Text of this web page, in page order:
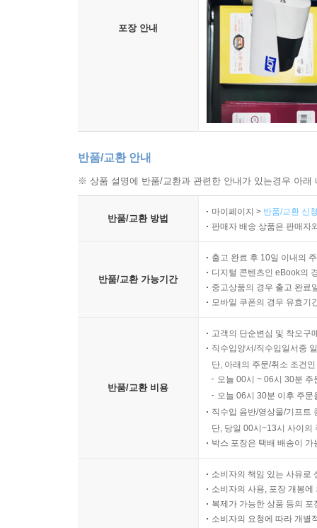
포장 안내
반품/교환 안내
※ 상품 설명에 반품/교환과 관련한 안내가 있는경우 아
반품/교환 방법
마이페이지 > 반품/교환 신
판매자 배송 상품은 판매자
반품/교환 가능기간
출고 완료 후 10일 이내의
디지털 콘텐츠인 eBook의
중고상품의 경우 출고 완료
모바일 쿠폰의 경우 유효기
반품/교환 비용
고객의 단순변심 및 착오구
직수입양서/직수입일서중
단, 아래의 주문/취소 조건
오늘 00시 ~ 06시 30분
오늘 06시 30분 이후 주
직수입 음반/영상물/기프트
단, 당일 00시~13시 사이의
박스 포장은 택배 배송이
소비자의 책임 있는 사유로
소비자의 사용, 포장 개봉
복제가 가능한 상품 등의
소비자의 요청에 따라 개별